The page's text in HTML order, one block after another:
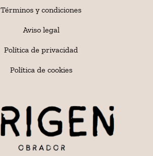
Términos y condiciones
Aviso legal
Política de privacidad
Política de cookies